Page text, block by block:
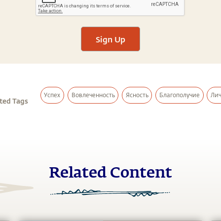
Sign Up
Tags
Успех Вовлеченность Ясность Благополучие
Related Content